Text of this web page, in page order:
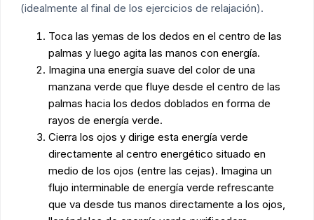
(idealmente al final de los ejercicios de relajación).
Toca las yemas de los dedos en el centro de las
palmas y luego agita las manos con energía.
Imagina una energía suave del color de una
manzana verde que fluye desde el centro de las
palmas hacia los dedos doblados en forma de
rayos de energía verde.
Cierra los ojos y dirige esta energía verde
directamente al centro energético situado en
medio de los ojos (entre las cejas). Imagina un
flujo interminable de energía verde refrescante
que va desde tus manos directamente a los ojos,